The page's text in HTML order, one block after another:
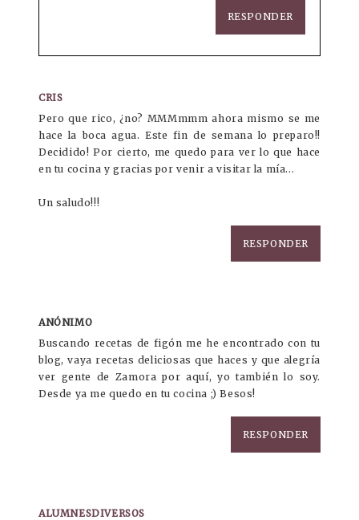
RESPONDER
CRIS
Pero que rico, ¿no? MMMmmm ahora mismo se me
hace la boca agua. Este fin de semana lo preparo!!
Decidido! Por cierto, me quedo para ver lo que hace
en tu cocina y gracias por venir a visitar la mía...
Un saludo!!!
RESPONDER
ANÓNIMO
Buscando recetas de figón me he encontrado con tu
blog, vaya recetas deliciosas que haces y que alegría
ver gente de Zamora por aquí, yo también lo soy.
Desde ya me quedo en tu cocina ;) Besos!
RESPONDER
ALUMNESDIVERSOS